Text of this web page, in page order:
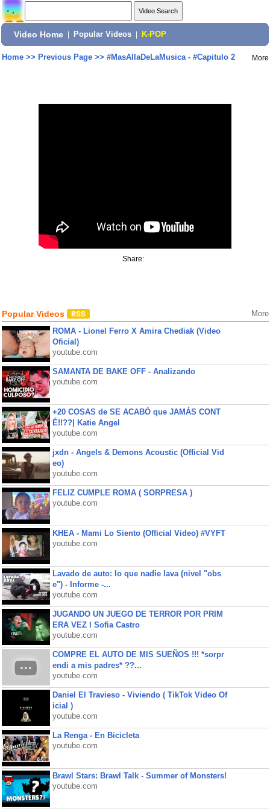
Video Home Popular Videos K-POP
Home>> Previous Page>> #MasAllaDeLaMusica - #Capitulo 2 More
Share:
Popular Videos More
ROMA - Lionel Ferro X Amira Chediak (Video
Oficial)
youtube.com
SAMANTA DE BAKE OFF - Analizando
youtube.com
+20 COSAS de SE ACABÓ que JAMÁS CONT
É!!??| Katie Angel
youtube.com
jxdn - Angels & Demons Acoustic (Official Vid
eo)
youtube.com
FELIZ CUMPLE ROMA ( SORPRESA )
youtube.com
KHEA - Mami Lo Siento (Official Video) #VYFT
youtube.com
Lavado de auto: lo que nadie lava (nivel "obs
e") - Informe -...
youtube.com
JUGANDO UN JUEGO DE TERROR POR PRIM
ERA VEZ l Sofia Castro
youtube.com
COMPRE EL AUTO DE MIS SUEÑOS !!! *sorpr
endi a mis padres* ??...
youtube.com
Daniel El Travieso - Viviendo ( TikTok Video Of
icial )
youtube.com
La Renga - En Bicicleta
youtube.com
Brawl Stars: Brawl Talk - Summer of Monsters!
youtube.com